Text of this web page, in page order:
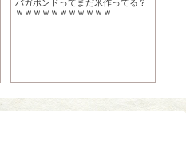
バガボンドってまだ米作ってる？
ｗｗｗｗｗｗｗｗｗｗｗ